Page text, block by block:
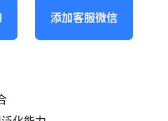
添加客服微信